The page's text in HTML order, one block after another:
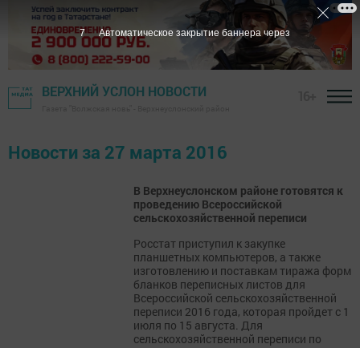
ВЕРХНИЙ УСЛОН НОВОСТИ
Новости за 27 марта 2016
В Верхнеуслонском районе готовятся к
проведению Всероссийской
сельскохозяйственной переписи
Росстат приступил к закупке
планшетных компьютеров, а также
изготовлению и поставкам тиража форм
бланков переписных листов для
Всероссийской сельскохозяйственной
переписи 2016 года, которая пройдет с 1
июля по 15 августа. Для
сельскохозяйственной переписи по
7 Автоматическое закрытие баннера через